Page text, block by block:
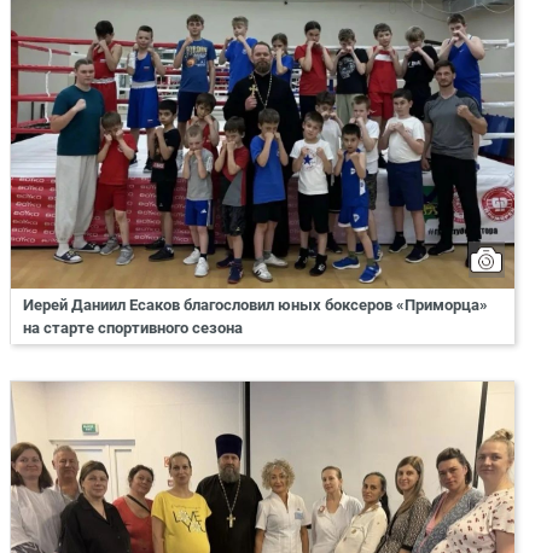
Иерей Даниил Есаков благословил юных боксеров «Приморца»
на старте спортивного сезона